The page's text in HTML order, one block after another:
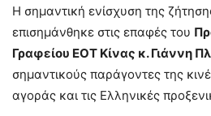
Η σημαντική ενίσχυση της
επισημάνθηκε στις επαφές του
Γραφείου ΕΟΤ Κίνας κ. Γιάννη
σημαντικούς παράγοντες της
αγοράς και τις Ελληνικές